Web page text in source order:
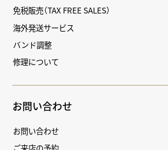
免税販売（TAX FREE SALES）
海外発送サービス
バンド調整
修理について
お問い合わせ
お問い合わせ